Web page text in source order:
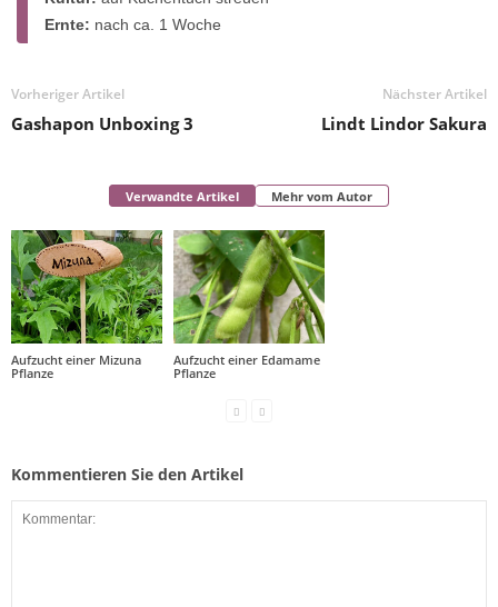
Ernte: nach ca. 1 Woche
Vorheriger Artikel
Gashapon Unboxing 3
Nächster Artikel
Lindt Lindor Sakura
Verwandte Artikel Mehr vom Autor
Aufzucht einer Mizuna
Pflanze
Aufzucht einer Edamame
Pflanze
Kommentieren Sie den Artikel